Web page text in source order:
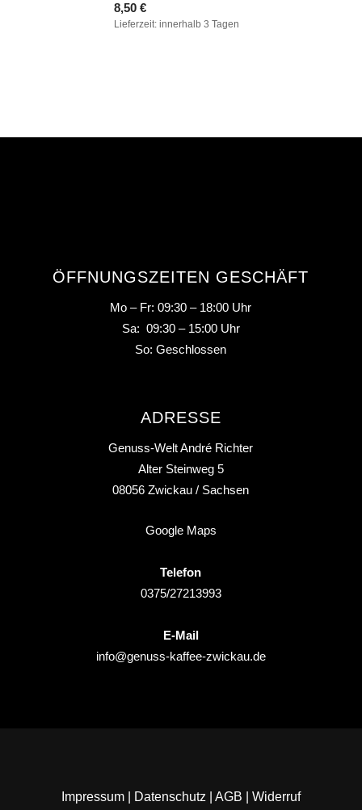
von 5
8,50 €
Lieferzeit: innerhalb 3 Tagen
ÖFFNUNGSZEITEN GESCHÄFT
Mo – Fr: 09:30 – 18:00 Uhr
Sa: 09:30 – 15:00 Uhr
So: Geschlossen
ADRESSE
Genuss-Welt André Richter
Alter Steinweg 5
08056 Zwickau / Sachsen
Google Maps
Telefon
0375/27213993
E-Mail
info@genuss-kaffee-zwickau.de
Impressum| Datenschutz| AGB Widerruf